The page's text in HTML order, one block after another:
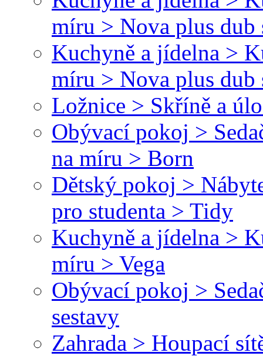
míru > Nova plus dub
Kuchyně a jídelna >
míru > Nova plus dub
Ložnice > Skříně a
Obývací pokoj >
na míru > Born
Dětský pokoj >
pro studenta > Tidy
Kuchyně a jídelna >
míru > Vega
Obývací pokoj >
sestavy
Zahrada > Houpací